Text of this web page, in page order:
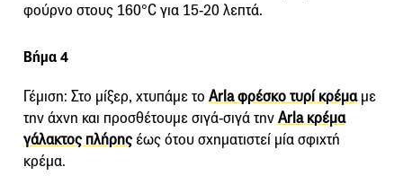
φούρνο στους 160°C για 15-20 λεπτά.
Βήμα 4
Γέμιση: Στο μίξερ, χτυπάμε το Arla φρέσκο τυρί κρέμαμε
την άχνη και προσθέτουμε σιγά-σιγά τηνArla κρέμα
γάλακτος πλήρης έως ότου σχηματιστεί μία σφιχτή
κρέμα.